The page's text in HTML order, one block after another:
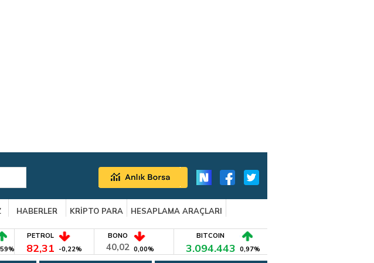
HABERLER KRİPTO PARA
HESAPLAMA ARAÇLARI
PETROL
82,31 -0,22%
BONO
40,02 0,00%
BITCOIN
3.094.443 0,97%